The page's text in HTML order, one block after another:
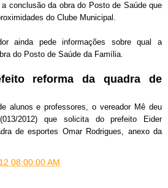
conclusão da obra do Posto de Saúde que
do Clube Municipal.
ainda pede informações sobre qual a
do Posto de Saúde da Família.
reforma da quadra de
alunos e professores, o vereador Mê deu
2012) que solicita do prefeito Eider
de esportes Omar Rodrigues, anexo da
08:00:00 AM